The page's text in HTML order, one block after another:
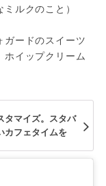
ルクのこと）
ードのスイーツ
イップクリーム
タマイズ。スタバ
カフェタイムを